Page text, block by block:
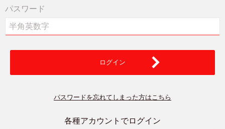
パスワード
ログイン
パスワードを忘れてしまった方はこちら
各種アカウントでログイン